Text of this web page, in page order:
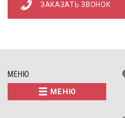
ЗАКАЗАТЬ ЗВОНОК
МЕНЮ
МЕНЮ